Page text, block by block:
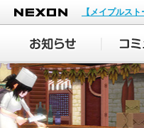
NEXON
【メイプルス